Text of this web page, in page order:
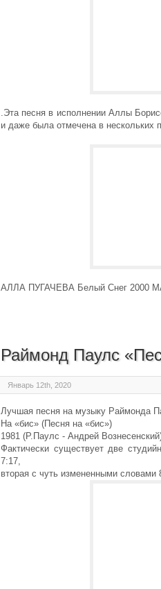
.Эта песня в исполнении Аллы
и даже была отмечена в нескольких
АЛЛА ПУГАЧЕВА Белый Снег 2000
Раймонд Паулс
Январь 12th, 2020
Лучшая песня на музыку Раймонда
На «бис» (Песня на «бис»)
1981 (Р.Паулс - Андрей
Фактически существует две
7:17,
вторая с чуть измененными словами